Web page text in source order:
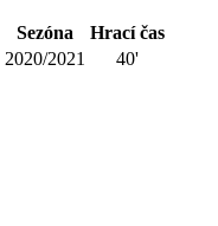
Sezóna
Hrací čas
2020/2021 40'